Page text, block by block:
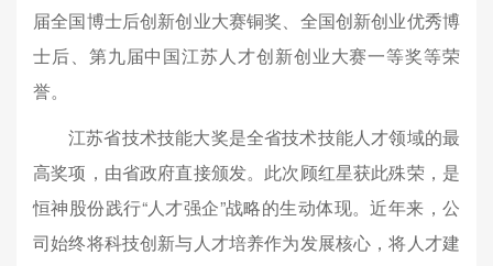
届全国博士后创新创业大赛铜奖、全国创新创业优秀博
士后、第九届中国江苏人才创新创业大赛一等奖等荣
誉。
江苏省技术技能大奖是全省技术技能人才领域的最
高奖项，由省政府直接颁发。此次顾红星获此殊荣，是
恒神股份践行“人才强企”战略的生动体现。近年来，公
司始终将科技创新与人才培养作为发展核心，将人才建